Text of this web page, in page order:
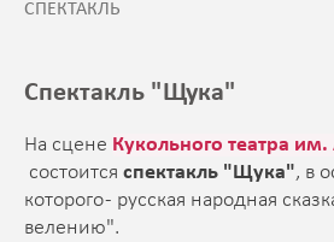
СПЕКТАКЛЬ
Спектакль "Щука"
На сцене Кукольного театра
состоится спектакль "Щука", в
которого - русская народная
велению".